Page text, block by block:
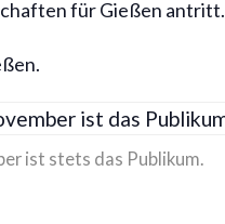
für Gießen antritt.
ist stets das Publikum.